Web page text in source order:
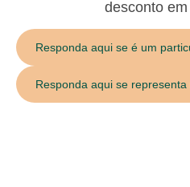
desconto
Responda aqui se é um
Responda aqui se